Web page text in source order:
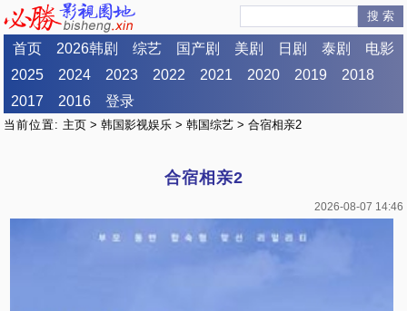
搜 索
首页 2026韩剧 综艺 国产剧 美剧 日剧 泰剧
电影
2025
2024 2023 2022 2021 2020 2019
2018
2017
2016 登录
当前位置: 主页 >韩国影视娱乐 >韩国综艺 > 合宿相亲2
合宿相亲2
2026-08-07 14:46